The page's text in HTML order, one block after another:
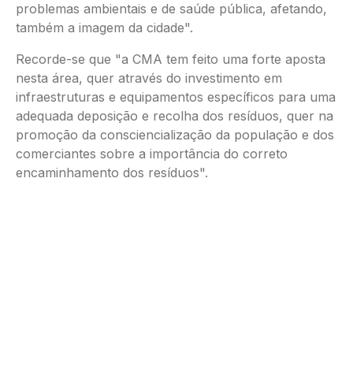
problemas ambientais e de saúde pública, afetando,
também a imagem da cidade".
Recorde-se que "a CMA tem feito uma forte aposta
nesta área, quer através do investimento em
infraestruturas e equipamentos específicos para uma
adequada deposição e recolha dos resíduos, quer na
promoção da consciencialização da população e dos
comerciantes sobre a importância do correto
encaminhamento dos resíduos".